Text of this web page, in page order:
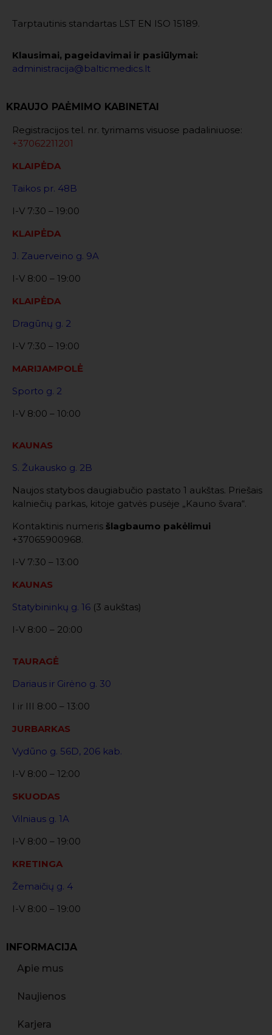
Tarptautinis standartas LST EN ISO 15189.
Klausimai, pageidavimai ir pasiūlymai:
administracija@balticmedics.lt
KRAUJO PAĖMIMO KABINETAI
Registracijos tel. nr. tyrimams visuose padaliniuose:
+37062211201
KLAIPĖDA
Taikos pr. 48B
I-V 7:30 – 19:00
KLAIPĖDA
J. Zauerveino g. 9A
I-V 8:00 – 19:00
KLAIPĖDA
Dragūnų g. 2
I-V 7:30 – 19:00
MARIJAMPOLĖ
Sporto g. 2
I-V 8:00 – 10:00
KAUNAS
S. Žukausko g. 2B
Naujos statybos daugiabučio pastato 1 aukštas. Priešais
kalniečių parkas, kitoje gatvės pusėje „Kauno švara“.
Kontaktinis numeris šlagbaumo pakėlimui
+37065900968.
I-V 7:30 – 13:00
KAUNAS
Statybininkų g. 16 (3 aukštas)
I-V 8:00 – 20:00
TAURAGĖ
Dariaus ir Girėno g. 30
I ir III 8:00 – 13:00
JURBARKAS
Vydūno g. 56D, 206 kab.
I-V 8:00 – 12:00
SKUODAS
Vilniaus g. 1A
I-V 8:00 – 19:00
KRETINGA
Žemaičių g. 4
I-V 8:00 – 19:00
INFORMACIJA
Apie mus
Naujienos
Karjera